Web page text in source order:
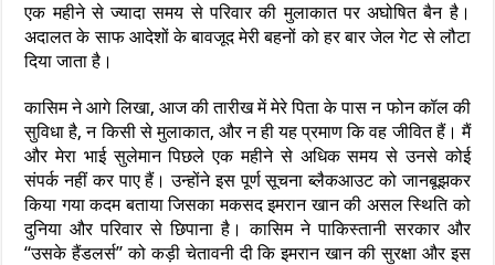
एक महीने से ज्यादा समय से परिवार की मुलाकात पर अघोषित बैन है।
अदालत के साफ आदेशों के बावजूद मेरी बहनों को हर बार जेल गेट से लौटा
दिया जाता है।
कासिम ने आगे लिखा, आज की तारीख में मेरे पिता के पास न फोन कॉल की
सुविधा है, न किसी से मुलाकात, और न ही यह प्रमाण कि वह जीवित हैं। मैं
और मेरा भाई सुलेमान पिछले एक महीने से अधिक समय से उनसे कोई
संपर्क नहीं कर पाए हैं। उन्होंने इस पूर्ण सूचना ब्लैकआउट को जानबूझकर
किया गया कदम बताया जिसका मकसद इमरान खान की असल स्थिति को
दुनिया और परिवार से छिपाना है। कासिम ने पाकिस्तानी सरकार और
“उसके हैंडलर्स” को कड़ी चेतावनी दी कि इमरान खान की सुरक्षा और इस